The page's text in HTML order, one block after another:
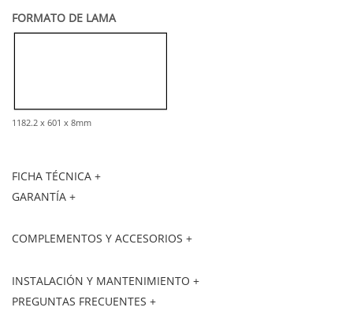
FORMATO DE LAMA
1182.2 x 601 x 8mm
FICHA TÉCNICA +
GARANTÍA +
COMPLEMENTOS Y ACCESORIOS +
INSTALACIÓN Y MANTENIMIENTO +
PREGUNTAS FRECUENTES +